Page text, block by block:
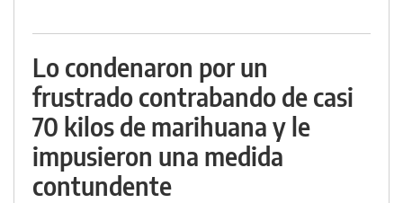
Lo condenaron por un
frustrado contrabando de casi
70 kilos de marihuana y le
impusieron una medida
contundente